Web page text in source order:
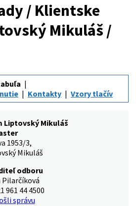
/ Klientske
Mikuláš /
Kontakty Vzory tlačív
Liptovský Mikuláš
1953/3,
Mikuláš
odboru
Pilarčíková
961 44 4500
správu